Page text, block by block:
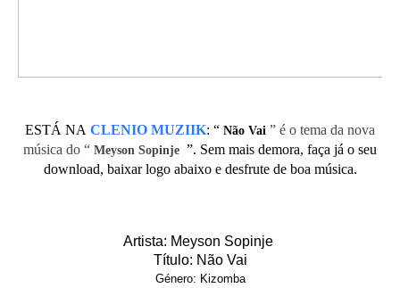
ESTÁ NA CLENIO MUZIIK: “ Não Vai ” é o tema da nova
música do “ Meyson Sopinje ”. Sem mais demora, faça já o seu
download, baixar logo abaixo e desfrute de boa música.
Artista: Meyson Sopinje
Título: Não Vai
Género: Kizomba